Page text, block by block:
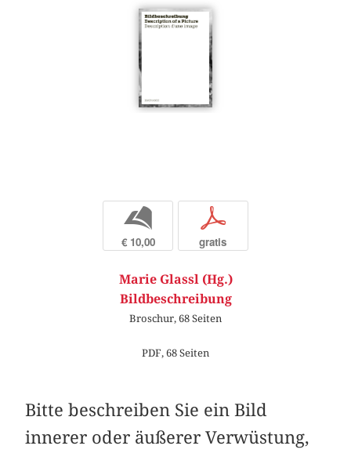
b
€ 10,00
p
gratis
Marie Glassl (Hg.)
Bildbeschreibung
Broschur, 68 Seiten
PDF, 68 Seiten
Bitte beschreiben Sie ein Bild
innerer oder äußerer Verwüstung,